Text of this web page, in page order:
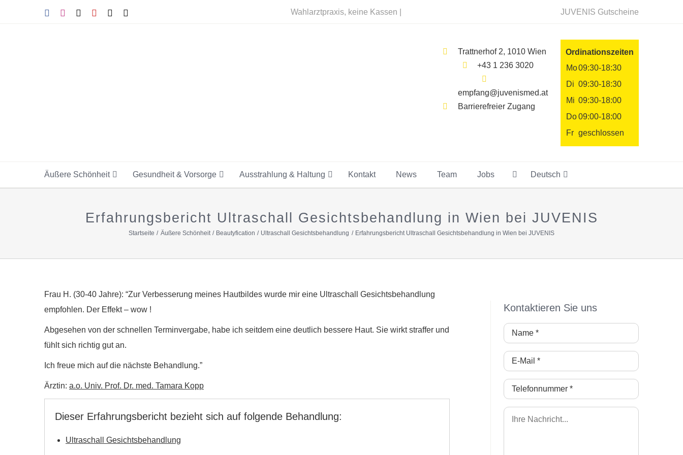
FacebookInstagram
Tiktok YouTube Wahlarztpraxis, keine Kassen | JUVENIS Gutscheine
Ordinationszeiten
Mo09:30-18:30
Di 09:30-18:30
Mi 09:30-18:00
Do09:00-18:00
Fr geschlossen
Trattnerhof 2, 1010 Wien
+43 1 236 3020
empfang@juvenismed.at
Barrierefreier Zugang
Äußere Schönheit Gesundheit & Vorsorge Ausstrahlung & Haltung Kontakt News Team Jobs Deutsch
Erfahrungsbericht Ultraschall Gesichtsbehandlung in Wien bei JUVENIS
Startseite Äußere Schönheit Beautyfication Ultraschall Gesichtsbehandlung Erfahrungsbericht Ultraschall Gesichtsbehandlung in Wien bei JUVENIS
Frau H. (30-40 Jahre): “Zur Verbesserung meines Hautbildes wurde mir eine Ultraschall Gesichtsbehandlung
empfohlen. Der Effekt – wow !
Abgesehen von der schnellen Terminvergabe, habe ich seitdem eine deutlich bessere Haut. Sie wirkt straffer und
fühlt sich richtig gut an.
Ich freue mich auf die nächste Behandlung.”
Ärztin: a.o. Univ. Prof. Dr. med. Tamara Kopp
Dieser Erfahrungsbericht bezieht sich auf folgende Behandlung:
Ultraschall Gesichtsbehandlung
Kontaktieren Sie uns